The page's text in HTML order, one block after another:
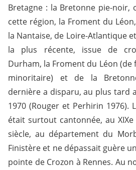
Bretagne : la Bretonne pie-noir,
cette région, la Froment du
la Nantaise, de Loire-Atlantique
la plus récente, issue de
Durham, la Froment du Léon
minoritaire) et de la
dernière a disparu, au plus tard
1970 (Rouger et Perhirin 1976).
était surtout cantonnée, au
siècle, au département du
Finistère et ne dépassait guère
pointe de Crozon à Rennes. Au